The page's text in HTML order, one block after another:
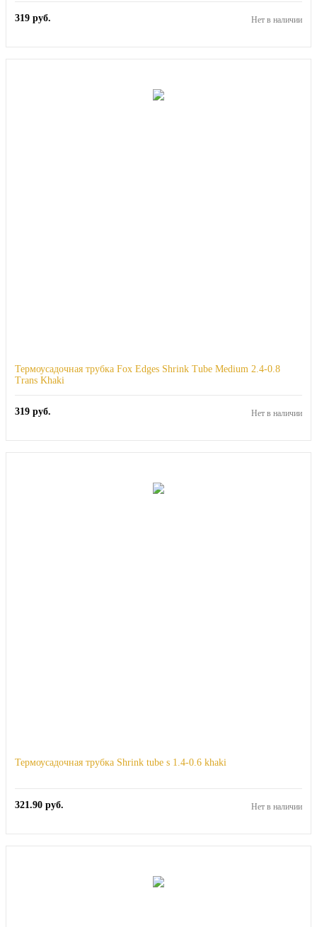
319 руб. Нет в наличии
Термоусадочная трубка Fox Edges Shrink Tube Medium 2.4-0.8
Trans Khaki
319 руб. Нет в наличии
Термоусадочная трубка Shrink tube s 1.4-0.6 khaki
321.90 руб. Нет в наличии